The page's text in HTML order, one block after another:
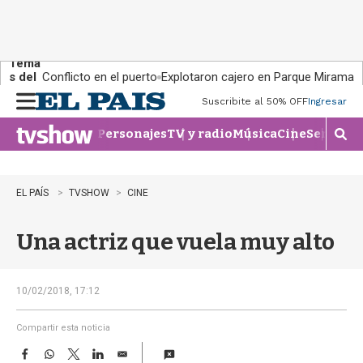
Tema
s del
día:
Conflicto en el puerto Explotaron cajero en Parque Miramar
n
u
Suscribite al 50% OFFIngresar
PersonajesTV y radioMúsicaCineSeries
M
o
EL PAÍS TVSHOW CINE
Una actriz que vuela muy alto
10/02/2018, 17:12
Compartir esta noticia
F
W
T
L
E